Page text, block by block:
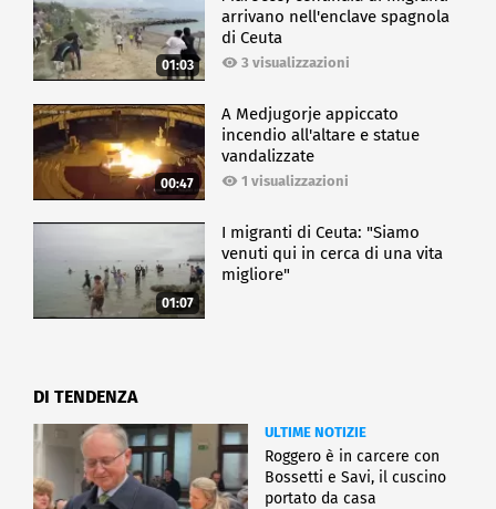
01:03
arrivano nell'enclave spagnola
di Ceuta
3 visualizzazioni
00:47
A Medjugorje appiccato
incendio all'altare e statue
vandalizzate
1 visualizzazioni
01:07
I migranti di Ceuta: "Siamo
venuti qui in cerca di una vita
migliore"
DI TENDENZA
ULTIME NOTIZIE
Roggero è in carcere con
Bossetti e Savi, il cuscino
portato da casa